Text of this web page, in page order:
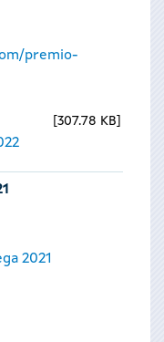
premio-
307.78 KB
2021